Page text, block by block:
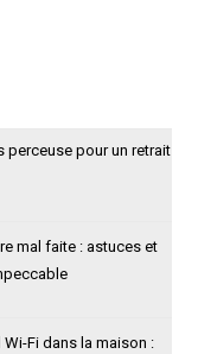
perceuse pour un retrait
mal faite : astuces et
Fi dans la maison :